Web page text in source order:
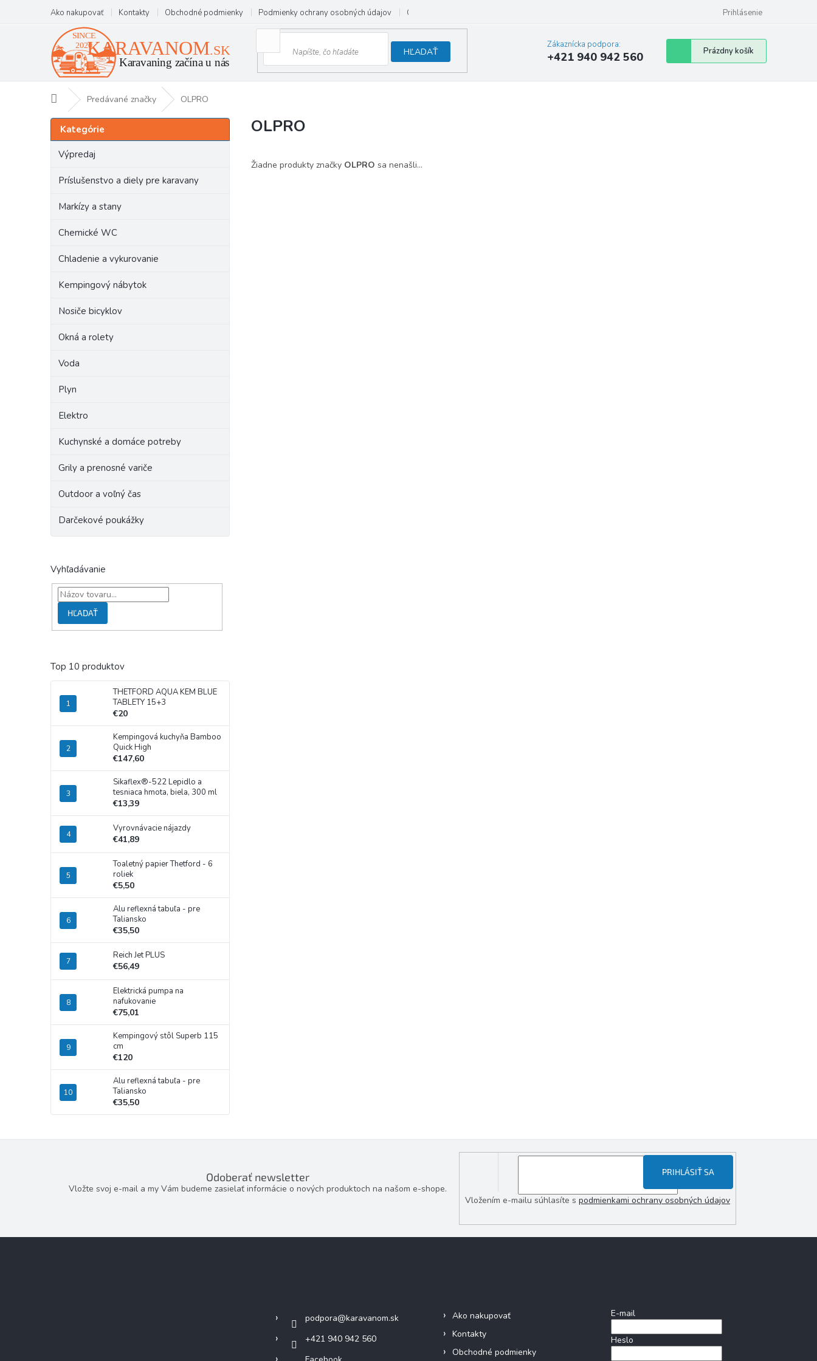
obsah
Ako nakupovať Kontakty Obchodné podmienky Podmienky ochrany osobných údajov Odstúpenie od zmluvy Prihlásenie
HĽADAŤ
Zákaznícka podpora:
+421 940 942 560
Nákupný
košík
Prázdny košík
DomovPredávané značky OLPRO
B
o
Preskočiť
kategórie
Kategórie
Výpredaj
Príslušenstvo a diely pre karavany
Markízy a stany
Chemické WC
Chladenie a vykurovanie
Kempingový nábytok
Nosiče bicyklov
Okná a rolety
Voda
Plyn
Elektro
Kuchynské a domáce potreby
Grily a prenosné variče
Outdoor a voľný čas
Darčekové poukážky
Vyhľadávanie
HĽADAŤ
Top 10 produktov
THETFORD AQUA KEM BLUE
TABLETY 15+3
€20
Kempingová kuchyňa Bamboo
Quick High
€147,60
Sikaflex®-522 Lepidlo a
tesniaca hmota, biela, 300 ml
€13,39
Vyrovnávacie nájazdy
€41,89
Toaletný papier Thetford - 6
roliek
€5,50
Alu reflexná tabuľa - pre
Taliansko
€35,50
Reich Jet PLUS
€56,49
Elektrická pumpa na
nafukovanie
€75,01
Kempingový stôl Superb 115
cm
€120
Alu reflexná tabuľa - pre
Taliansko
€35,50
OLPRO
Žiadne produkty značky OLPRO sa nenašli...
Odoberať newsletter
Vložte svoj e-mail a my Vám budeme zasielať informácie o nových produktoch na našom e-shope.
Vložením e-mailu súhlasíte s podmienkami ochrany osobných údajov
PRIHLÁSIŤ SA
podpora@karavanom.sk
+421 940 942 560
Ako nakupovať
Kontakty
Obchodné podmienky
E-mail
Heslo